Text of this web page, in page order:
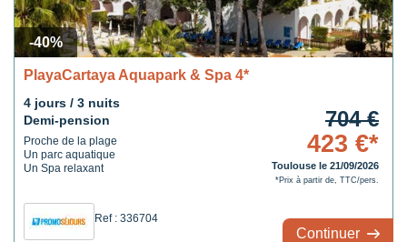
-40%
PlayaCartaya Aquapark & Spa 4*
4 jours / 3 nuits
Demi-pension
Proche de la plage
Un parc aquatique
Un Spa relaxant
Ref : 336704
704 €
423 €*
Toulouse le 21/09/2026
*Prix à partir de, TTC/pers.
Continuer